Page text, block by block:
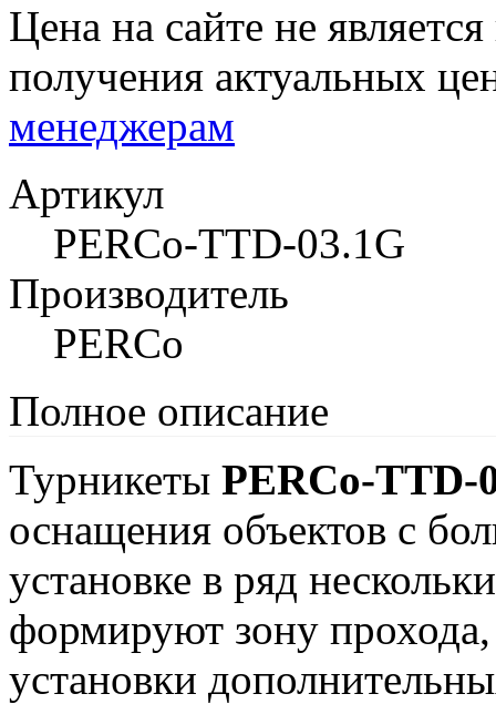
Цена на сайте не
получения актуальных
менеджерам
Артикул
PERCo-TTD-03.1G
Производитель
PERCo
Полное описание
Турникеты PERCo-TTD-
оснащения объектов с
установке в ряд
формируют зону прохода,
установки